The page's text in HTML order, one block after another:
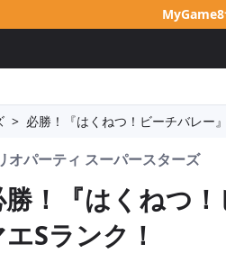
MyGame8
> 必勝！『はくねつ！ビーチバレー
オパーティ スーパースターズ
勝！『はくねつ
Sランク！